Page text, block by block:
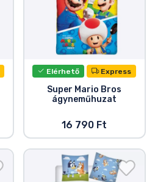
Elérhető Express
Super Mario Bros
ágyneműhuzat
16 790 Ft